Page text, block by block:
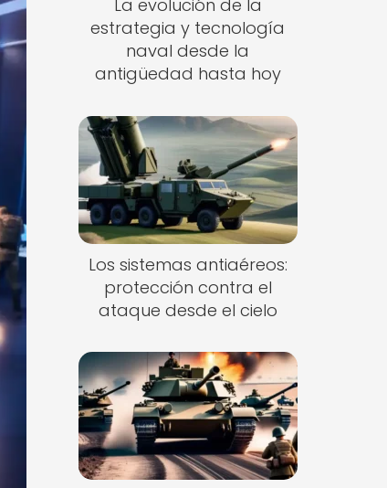
La evolución de la
estrategia y tecnología
naval desde la
antigüedad hasta hoy
Los sistemas antiaéreos:
protección contra el
ataque desde el cielo